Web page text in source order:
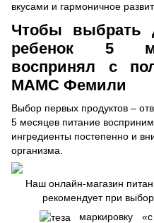
вкусами и гармоничное
Чтобы выбрать
ребенок 5
воспринял с
МАМС Фемили
Выбор первых продуктов –
5 месяцев питание
ингредиенты постепенно и
организма.
Наш онлайн-магазин
рекомендует при
маркировку